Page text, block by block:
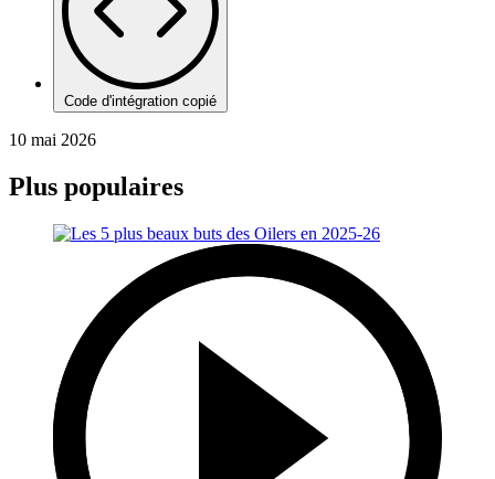
Code d'intégration copié
10 mai 2026
Plus populaires